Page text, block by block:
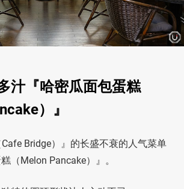
汁『哈密瓜面包蛋糕
）』
Cafe Bridge）』的长盛不衰的人气菜单
（Melon Pancake）』。